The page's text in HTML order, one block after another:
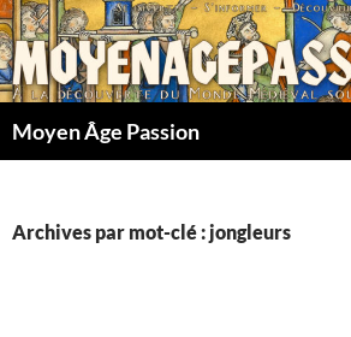
Aller
au
contenu
Moyen Âge Passion
Archives par mot-clé : jongleurs